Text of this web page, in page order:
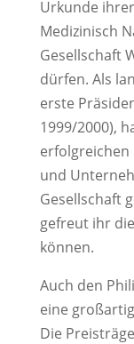
Urkunde
Medizinisch
Gesellschaft
dürfen. Als
erste
1999/2000),
erfolgreichen
und
Gesellschaft
gefreut ihr
können.
Auch den
eine
Die